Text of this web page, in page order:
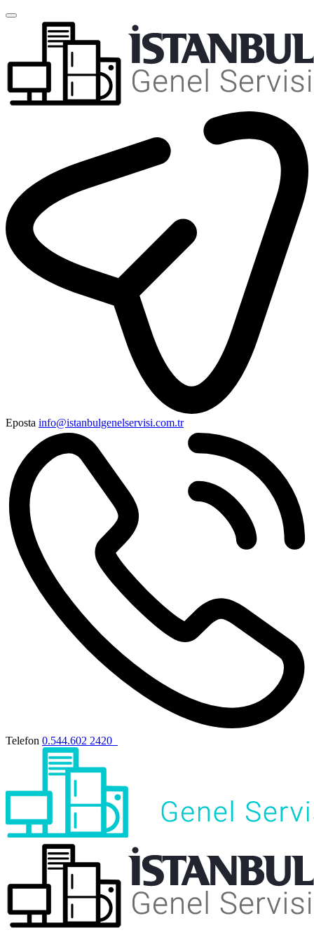
Eposta info@istanbulgenelservisi.com.tr
Telefon 0.544.602 2420